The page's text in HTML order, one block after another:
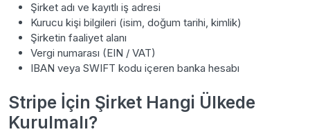
Şirket adı ve kayıtlı iş adresi
Kurucu kişi bilgileri (isim, doğum tarihi, kimlik)
Şirketin faaliyet alanı
Vergi numarası (EIN / VAT)
IBAN veya SWIFT kodu içeren banka hesabı
Stripe İçin Şirket Hangi Ülkede
Kurulmalı?